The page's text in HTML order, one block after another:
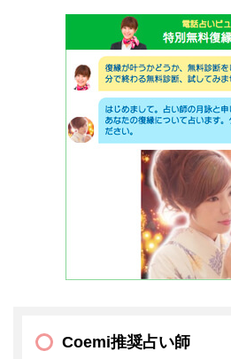
Coemi推奨占い師